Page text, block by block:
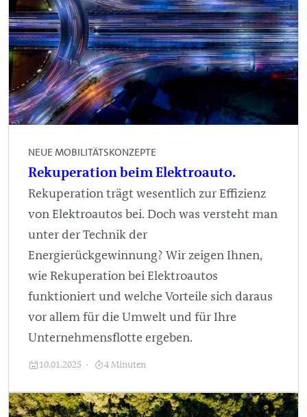
NEUE MOBILITÄTSKONZEPTE
Rekuperation beim Elektroauto.
Rekuperation trägt wesentlich zur Effizienz
von Elektroautos bei. Doch was versteht man
unter der Technik der
Energierückgewinnung? Wir zeigen Ihnen,
wie Rekuperation bei Elektroautos
funktioniert und welche Vorteile sich daraus
vor allem für die Umwelt und für Ihre
Unternehmensflotte ergeben.
10.01.2025 4 Minuten